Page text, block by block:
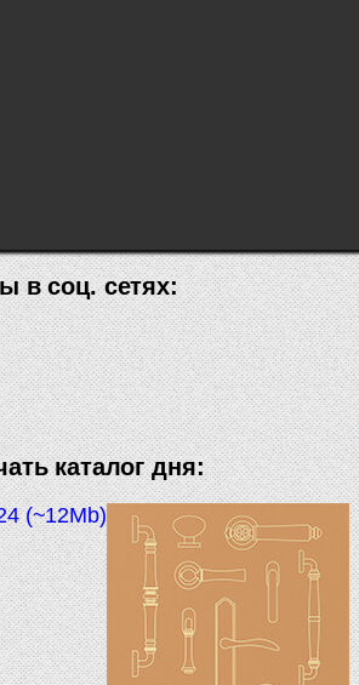
в соц. сетях:
каталог дня:
(~12Mb)